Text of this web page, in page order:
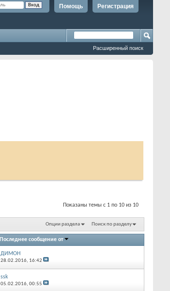
Регистрация
Помощь
Расширенный поиск
Показаны темы с 1 по 10 из 10
Опции раздела Поиск по разделу
Последнее сообщение от
ДИМОН
28.02.2016, 16:42
ssk
05.02.2016, 00:55